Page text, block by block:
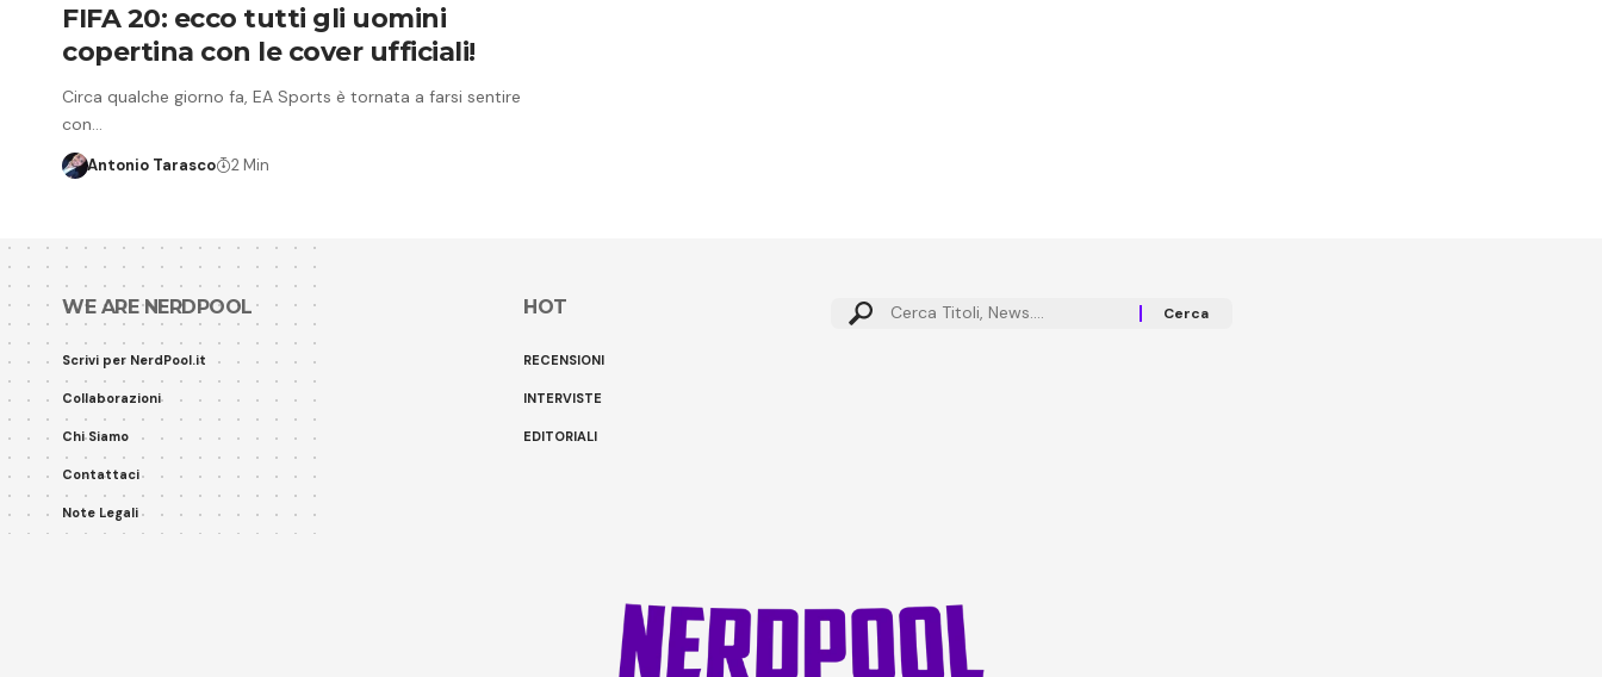
FIFA 20: ecco tutti gli uomini
copertina con le cover ufficiali!
Circa qualche giorno fa, EA Sports è tornata a farsi sentire
con…
Antonio Tarasco 2 Min
WE ARE NERDPOOL
Scrivi per NerdPool.it
Collaborazioni
Chi Siamo
Contattaci
Note Legali
HOT
RECENSIONI
INTERVISTE
EDITORIALI
Cerca: